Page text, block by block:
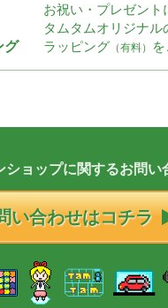
グ
お祝い・プレゼント
タムタムオリジナル
ラッピング （有料）
ショップに関するお問い
い合わせはコチラ